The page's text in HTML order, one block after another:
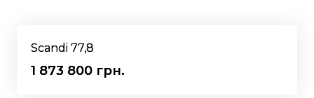
Scandi 77,8
1 873 800 грн.